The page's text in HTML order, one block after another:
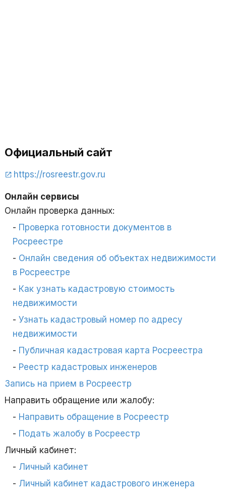
Официальный сайт
https://rosreestr.gov.ru
Онлайн сервисы
Онлайн проверка данных:
Проверка готовности документов в
Росреестре
Онлайн сведения об объектах недвижимости
в Росреестре
Как узнать кадастровую стоимость
недвижимости
Узнать кадастровый номер по адресу
недвижимости
Публичная кадастровая карта Росреестра
Реестр кадастровых инженеров
Запись на прием в Росреестр
Направить обращение или жалобу:
Направить обращение в Росреестр
Подать жалобу в Росреестр
Личный кабинет:
Личный кабинет
Личный кабинет кадастрового инженера